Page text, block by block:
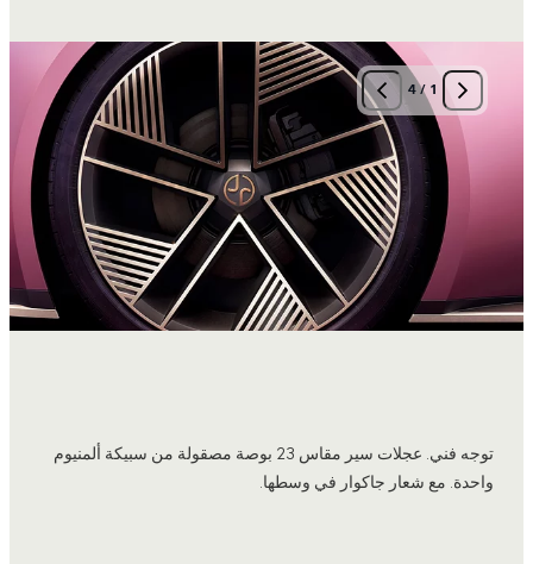
توجه فني. عجلات سير مقاس 23 بوصة مصقولة من سبيكة ألمنيوم
واحدة. مع شعار جاكوار في وسطها.
1
/
4